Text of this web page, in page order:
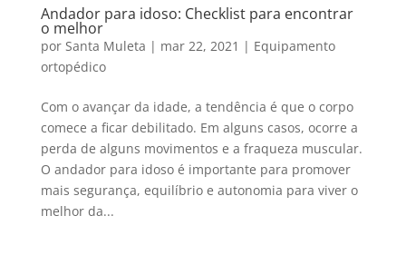
Andador para idoso: Checklist para encontrar
o melhor
por Santa Muleta | mar 22, 2021 | Equipamento
ortopédico
Com o avançar da idade, a tendência é que o corpo
comece a ficar debilitado. Em alguns casos, ocorre a
perda de alguns movimentos e a fraqueza muscular.
O andador para idoso é importante para promover
mais segurança, equilíbrio e autonomia para viver o
melhor da...